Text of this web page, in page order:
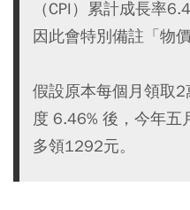
（CPI）累計成長率
因此會特別備註「物價
假設原本每個月領取
度 6.46% 後，今年五
多領1292元。